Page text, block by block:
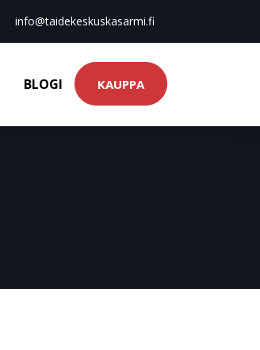
info@taidekeskuskasarmi.fi
BLOGI KAUPPA